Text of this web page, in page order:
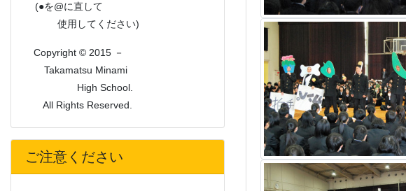
(●を@に直して
使用してください)
Copyright © 2015 －
Takamatsu Minami
High School.
All Rights Reserved.
ご注意ください